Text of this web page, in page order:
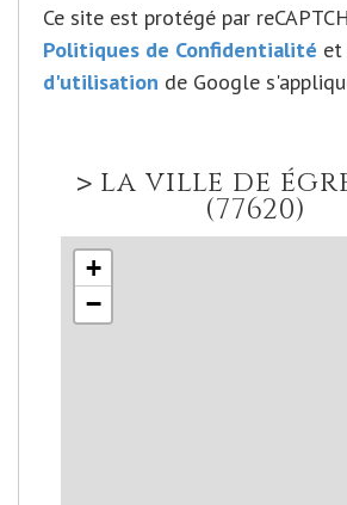
Ce site est protégé par
Politiques de Confidentialité et
d'utilisation de Google
> la ville de
(77620)
+
−